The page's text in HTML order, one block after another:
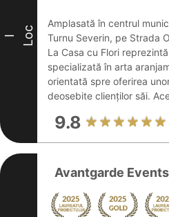
I Loc
Amplasată în centrul
Turnu Severin, pe Strada
La Casa cu Flori
specializată în arta
orientată spre oferirea
deosebite clienților săi.
9.8
Avantgarde Events